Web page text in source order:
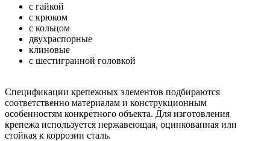
с гайкой
с крюком
с кольцом
двухраспорные
клиновые
с шестигранной головкой
Спецификации крепежных элементов подбираются
соответственно материалам и конструкционным
особенностям конкретного объекта. Для изготовления
крепежа используется нержавеющая, оцинкованная или
стойкая к коррозии сталь.